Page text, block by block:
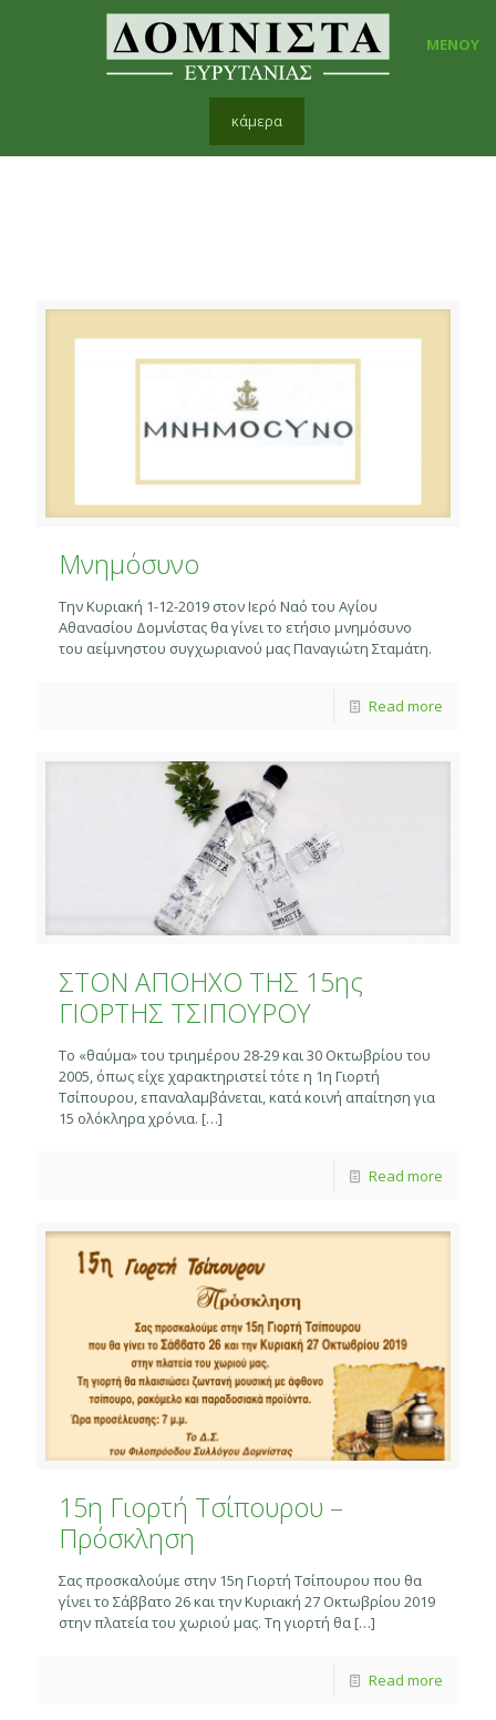
ΜΕΝΟΥ
κάμερα
Μνημόσυνο
Την Κυριακή 1-12-2019 στον Ιερό Ναό του Αγίου
Αθανασίου Δομνίστας θα γίνει το ετήσιο μνημόσυνο
του αείμνηστου συγχωριανού μας Παναγιώτη Σταμάτη.
Read more
ΣΤΟΝ ΑΠΟΗΧΟ ΤΗΣ 15ης
ΓΙΟΡΤΗΣ ΤΣΙΠΟΥΡΟΥ
Το «θαύμα» του τριημέρου 28-29 και 30 Οκτωβρίου του
2005, όπως είχε χαρακτηριστεί τότε η 1η Γιορτή
Τσίπουρου, επαναλαμβάνεται, κατά κοινή απαίτηση για
15 ολόκληρα χρόνια. […]
Read more
15η Γιορτή Τσίπουρου –
Πρόσκληση
Σας προσκαλούμε στην 15η Γιορτή Τσίπουρου που θα
γίνει το Σάββατο 26 και την Κυριακή 27 Οκτωβρίου 2019
στην πλατεία του χωριού μας. Τη γιορτή θα[…]
Read more